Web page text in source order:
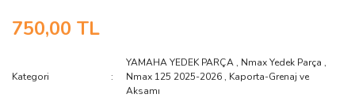
750,00 TL
Kategori
YAMAHA YEDEK PARÇA , Nmax Yedek Parça ,
Nmax 125 2025-2026 , Kaporta-Grenaj ve
Aksamı